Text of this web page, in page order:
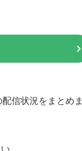
信状況をまとめま